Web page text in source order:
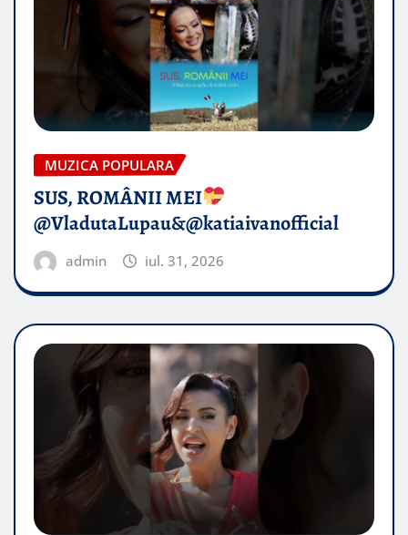
MUZICA POPULARA
SUS, ROMÂNII MEI
@VladutaLupau&@katiaivanofficial
admin iul. 31, 2026